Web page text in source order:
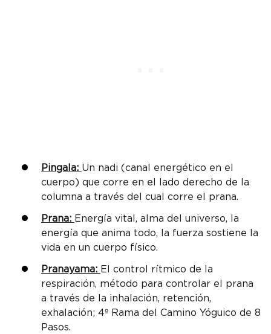
Pingala: Un nadi (canal energético en el
cuerpo) que corre en el lado derecho de la
columna a través del cual corre el prana.
Prana: Energía vital, alma del universo, la
energía que anima todo, la fuerza sostiene la
vida en un cuerpo físico.
Pranayama: El control rítmico de la
respiración, método para controlar el prana
a través de la inhalación, retención,
exhalación; 4º Rama del Camino Yóguico de 8
Pasos.